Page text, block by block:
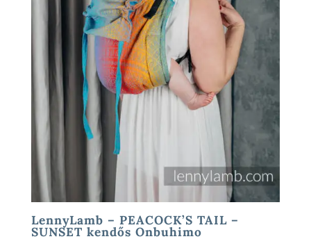
LennyLamb – PEACOCK’S TAIL –
SUNSET kendős Onbuhimo